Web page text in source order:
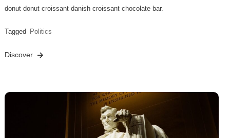
donut donut croissant danish croissant chocolate bar.
Tagged Politics
Discover